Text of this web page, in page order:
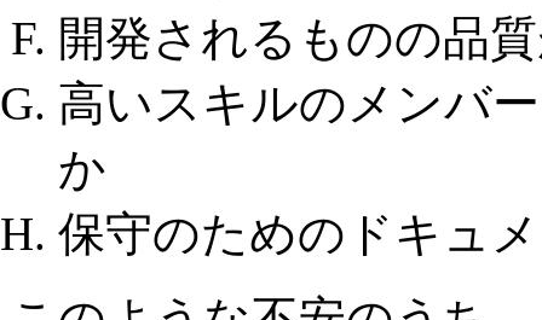
開発されるものの品
高いスキルのメンバ
か
保守のためのドキュ